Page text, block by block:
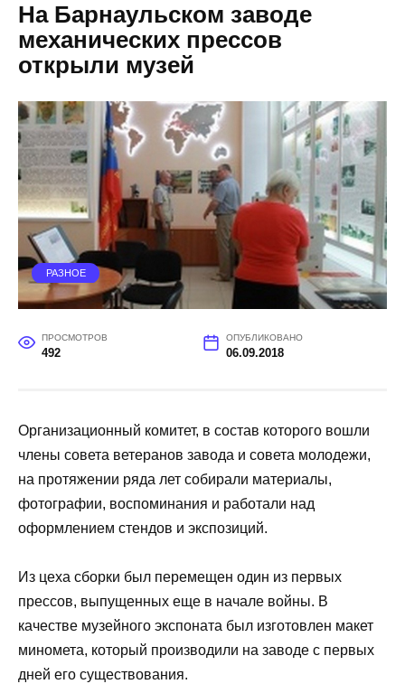
На Барнаульском заводе
механических прессов
открыли музей
РАЗНОЕ
ПРОСМОТРОВ
492
ОПУБЛИКОВАНО
06.09.2018
Организационный комитет, в состав которого вошли
члены совета ветеранов завода и совета молодежи,
на протяжении ряда лет собирали материалы,
фотографии, воспоминания и работали над
оформлением стендов и экспозиций.
Из цеха сборки был перемещен один из первых
прессов, выпущенных еще в начале войны. В
качестве музейного экспоната был изготовлен макет
миномета, который производили на заводе с первых
дней его существования.